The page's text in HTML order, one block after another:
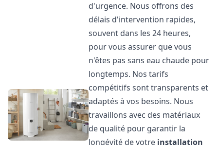
d'urgence. Nous offrons des
délais d'intervention rapides,
souvent dans les 24 heures,
pour vous assurer que vous
n'êtes pas sans eau chaude pour
longtemps. Nos tarifs
compétitifs sont transparents et
adaptés à vos besoins. Nous
travaillons avec des matériaux
de qualité pour garantir la
longévité de votre installation